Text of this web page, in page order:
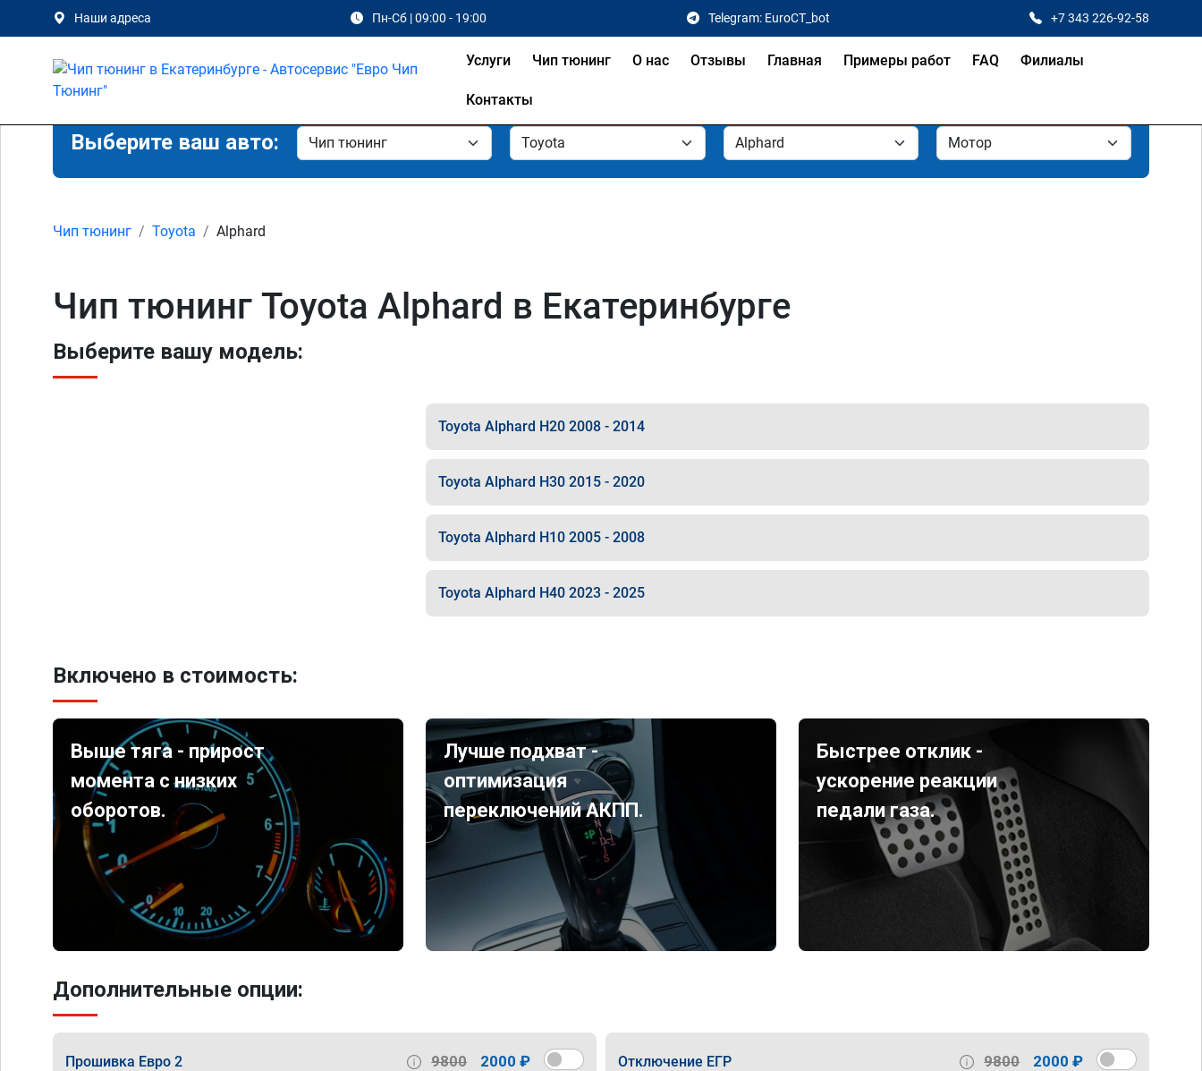
Наши адреса Пн-Сб | 09:00 - 19:00 Telegram: EuroCT_bot +7 343 226-92-58
Услуги Чип тюнинг О нас Отзывы Главная Примеры работ FAQ Филиалы
Контакты
Выберите ваш авто:
Чип тюнинг Toyota Alphard
Чип тюнинг Toyota Alphard в Екатеринбурге
Выберите вашу модель:
Toyota Alphard H20 2008 - 2014
Toyota Alphard H30 2015 - 2020
Toyota Alphard H10 2005 - 2008
Toyota Alphard H40 2023 - 2025
Включено в стоимость:
Выше тяга - прирост
момента с низких
оборотов.
Лучше подхват -
оптимизация
переключений АКПП.
Быстрее отклик -
ускорение реакции
педали газа.
Дополнительные опции:
Прошивка Евро 2 9800 2000 ₽ Отключение ЕГР 9800 2000 ₽